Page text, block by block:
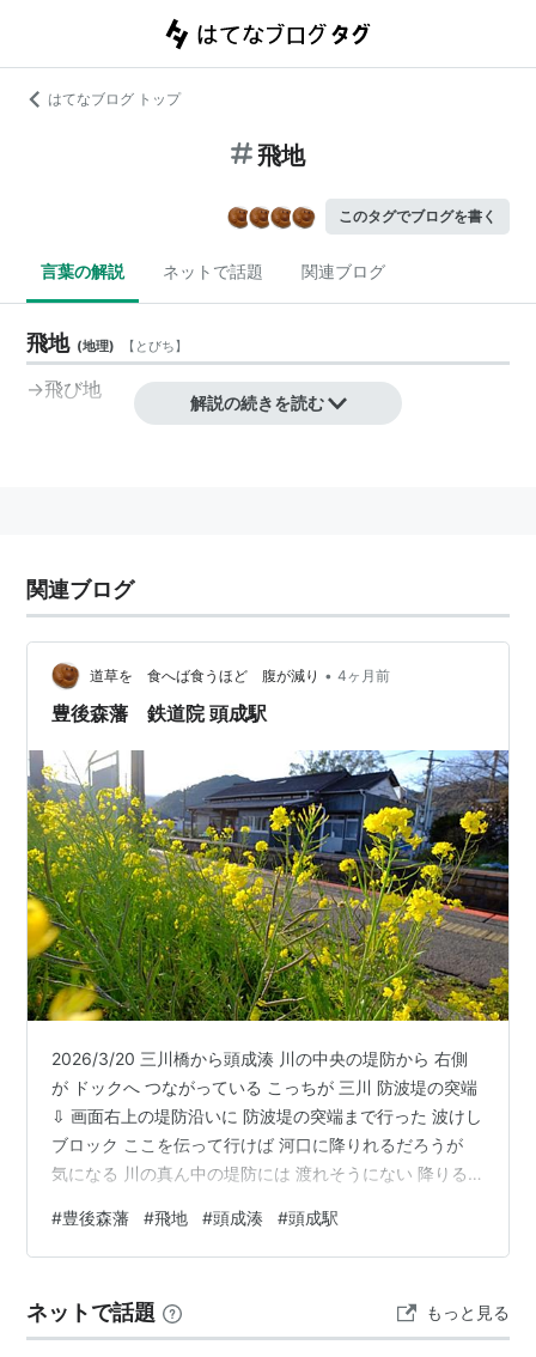
はてなブログ トップ
飛地
このタグでブログを書く
言葉の解説 ネットで話題 関連ブログ
飛地 (地理) 【 とびち】
→飛び地
解説の続きを読む
関連ブログ
道草を 食へば食うほど 腹が減り • 4ヶ月前
豊後森藩 鉄道院 頭成駅
2026/3/20 三川橋から頭成湊 川の中央の堤防から 右側
が ドックへ つながっている こっちが 三川 防波堤の突端
⇩ 画面右上の堤防沿いに 防波堤の突端まで行った 波けし
ブロック ここを伝って行けば 河口に降りれるだろうが
気になる 川の真ん中の堤防には 渡れそうにない 降りる
けに来てくれるかどうか… こんなところで くたばりたく
ない 城にしたいような 山だ ⇩ この辺りも 埋め立てられ
では なかったのだろう 府内 別府の湊は 水深が浅く 大き
な船が入れず ポルトガル…
#豊後森藩 #飛地 #頭成湊 #頭成駅
ネットで話題 もっと見る